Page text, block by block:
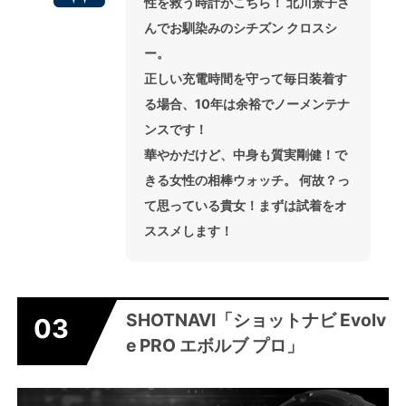
んでお馴染みのシチズン クロスシ
ー。
正しい充電時間を守って毎日装着す
る場合、10年は余裕でノーメンテナ
ンスです！
華やかだけど、中身も質実剛健！で
きる女性の相棒ウォッチ。 何故？っ
て思っている貴女！まずは試着をオ
ススメします！
03
SHOTNAVI「ショットナビ Evolv
e PRO エボルブ プロ」